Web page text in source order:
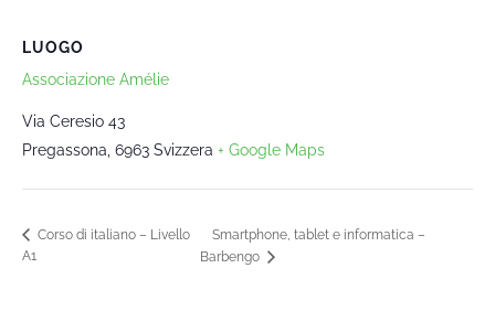
LUOGO
Associazione Amélie
Via Ceresio 43
Pregassona 6963 Svizzera + Google Maps
Corso di italiano – Livello
A1
Smartphone, tablet e informatica –
Barbengo